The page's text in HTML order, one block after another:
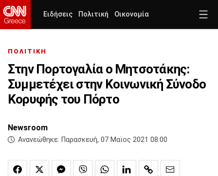
Ειδήσεις Πολιτική Οικονομία
ΠΟΛΙΤΙΚΗ
Στην Πορτογαλία ο Μητσοτάκης:
Συμμετέχει στην Κοινωνική Σύνοδο
Κορυφής του Πόρτο
Newsroom
Ανανεώθηκε: Παρασκευή, 07 Μαϊος 2021 08:00